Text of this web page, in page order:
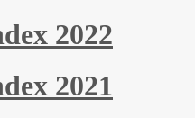
2022
2021